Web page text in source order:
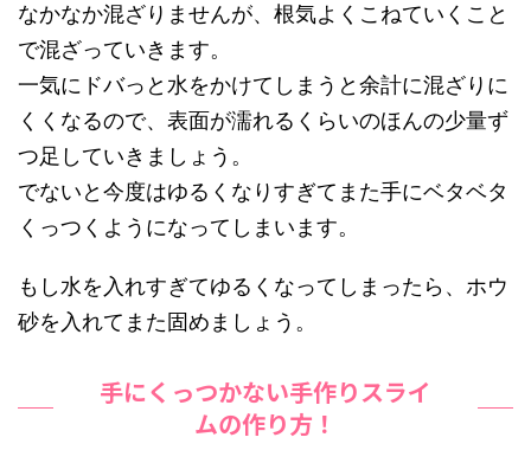
なかなか混ざりませんが、根気よくこねていくこと
で混ざっていきます。
一気にドバっと水をかけてしまうと余計に混ざりに
くくなるので、表面が濡れるくらいのほんの少量ず
つ足していきましょう。
でないと今度はゆるくなりすぎてまた手にベタベタ
くっつくようになってしまいます。
もし水を入れすぎてゆるくなってしまったら、ホウ
砂を入れてまた固めましょう。
手にくっつかない手作りスライ
ムの作り方！